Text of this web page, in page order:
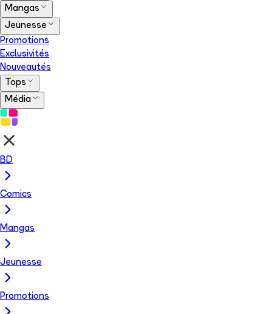
Mangas
Jeunesse
Promotions
Exclusivités
Nouveautés
Tops
Média
BD
Comics
Mangas
Jeunesse
Promotions